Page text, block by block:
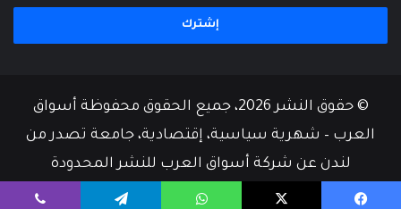
الإلكتروني
© حقوق النشر 2026، جميع الحقوق محفوظة أسواق
العرب – شهرية سياسية، إقتصادية، جامعة تصدر من
لندن عن شركة أسواق العرب للنشر المحدودة
من نحن أسرة التحرير إتصل بنا